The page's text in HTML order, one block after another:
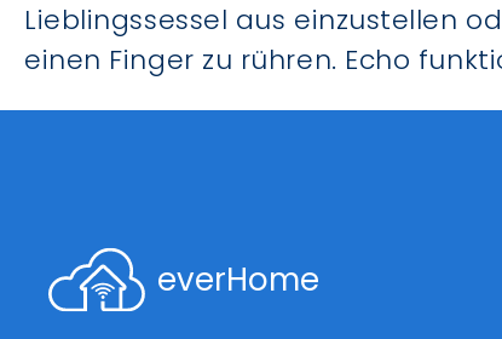
Lieblingssessel aus einzustellen
einen Finger zu rühren. Echo
everHome